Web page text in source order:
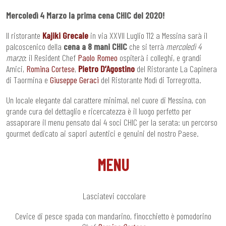
Mercoledì 4 Marzo la prima cena CHIC del 2020!
Il ristorante Kajiki Grecale in via XXVII Luglio 112 a Messina sarà il
palcoscenico della cena a 8 mani CHIC che si terrà mercoledì 4
marzo: il Resident Chef Paolo Romeo ospiterà i colleghi, e grandi
Amici, Romina Cortese, Pietro D’Agostino del Ristorante La Capinera
di Taormina e Giuseppe Geraci del Ristorante Modì di Torregrotta.
Un locale elegante dal carattere minimal, nel cuore di Messina, con
grande cura del dettaglio e ricercatezza è il luogo perfetto per
assaporare il menu pensato dai 4 soci CHIC per la serata: un percorso
gourmet dedicato ai sapori autentici e genuini del nostro Paese.
MENU
Lasciatevi coccolare
Cevice di pesce spada con mandarino, finocchietto è pomodorino